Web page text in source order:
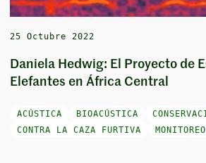
25 Octubre 2022
Daniela Hedwig: El Proyecto de
Elefantes en África Central
ACÚSTICA BIOACÚSTICA
CONTRA LA CAZA FURTIVA
MONITOREO